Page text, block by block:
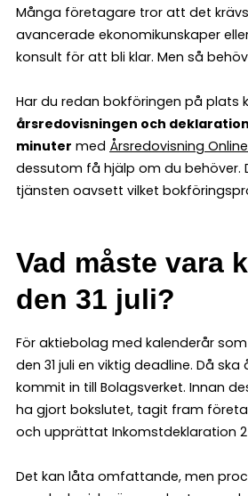
Många företagare tror att det
avancerade ekonomikunskaper
konsult för att bli klar. Men så
Har du redan bokföringen på plats
årsredovisningen och
minuter med Årsredovisning Online
dessutom få hjälp om du behöver.
tjänsten oavsett vilket
Vad måste vara
den 31 juli?
För aktiebolag med kalenderår
den 31 juli en viktig deadline. Då
kommit in till Bolagsverket. Innan
ha gjort bokslutet, tagit fram
och upprättat Inkomstdeklaration 2
Det kan låta omfattande, men